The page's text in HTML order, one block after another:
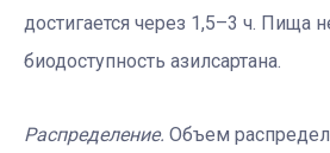
достигается через 1,5–3 ч. Пища
биодоступность азилсартана.
Распределение. Объем